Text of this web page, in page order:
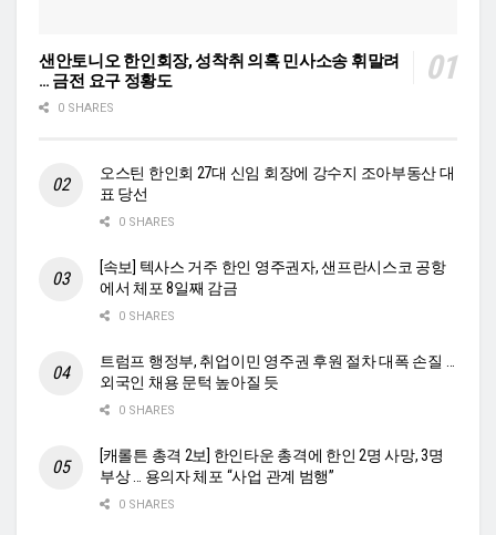
샌안토니오 한인회장, 성착취 의혹 민사소송 휘말려
… 금전 요구 정황도
0 SHARES
오스틴 한인회 27대 신임 회장에 강수지 조아부동산 대
표 당선
0 SHARES
[속보] 텍사스 거주 한인 영주권자, 샌프란시스코 공항
에서 체포 8일째 감금
0 SHARES
트럼프 행정부, 취업이민 영주권 후원 절차 대폭 손질 …
외국인 채용 문턱 높아질 듯
0 SHARES
[캐롤튼 총격 2보] 한인타운 총격에 한인 2명 사망, 3명
부상 … 용의자 체포 “사업 관계 범행”
0 SHARES